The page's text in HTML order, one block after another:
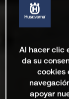
Al hacer clic
da su
cookies
apoyar